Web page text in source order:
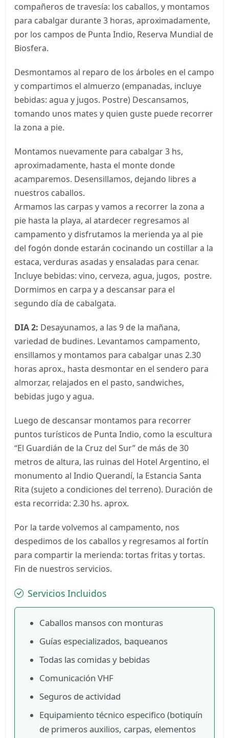
compañeros de travesía: los caballos, y montamos
para cabalgar durante 3 horas, aproximadamente,
por los campos de Punta Indio, Reserva Mundial de
Biosfera.
Desmontamos al reparo de los árboles en el campo
y compartimos el almuerzo (empanadas, incluye
bebidas: agua y jugos. Postre) Descansamos,
tomando unos mates y quien guste puede recorrer
la zona a pie.
Montamos nuevamente para cabalgar 3 hs,
aproximadamente, hasta el monte donde
acamparemos. Desensillamos, dejando libres a
nuestros caballos.
Armamos las carpas y vamos a recorrer la zona a
pie hasta la playa, al atardecer regresamos al
campamento y disfrutamos la merienda ya al pie
del fogón donde estarán cocinando un costillar a la
estaca, verduras asadas y ensaladas para cenar.
Incluye bebidas: vino, cerveza, agua, jugos, postre.
Dormimos en carpa y a descansar para el
segundo día de cabalgata.
DIA 2: Desayunamos, a las 9 de la mañana,
variedad de budines. Levantamos campamento,
ensillamos y montamos para cabalgar unas 2.30
horas aprox., hasta desmontar en el sendero para
almorzar, relajados en el pasto, sandwiches,
bebidas jugo y agua.
Luego de descansar montamos para recorrer
puntos turísticos de Punta Indio, como la escultura
“El Guardián de la Cruz del Sur” de más de 30
metros de altura, las ruinas del Hotel Argentino, el
monumento al Indio Querandí, la Estancia Santa
Rita (sujeto a condiciones del terreno). Duración de
esta recorrida: 2.30 hs. aprox.
Por la tarde volvemos al campamento, nos
despedimos de los caballos y regresamos al fortín
para compartir la merienda: tortas fritas y tortas.
Fin de nuestros servicios.
Servicios Incluidos
Caballos mansos con monturas
Guías especializados, baqueanos
Todas las comidas y bebidas
Comunicación VHF
Seguros de actividad
Equipamiento técnico especifico (botiquín
de primeros auxilios, carpas, elementos